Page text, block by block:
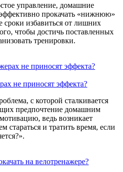
управление, домашние
прокачать «нижнюю»
сроки избавиться от лишних
чтобы достичь поставленных
тренировки.
не приносят эффекта?
с которой сталкивается
предпочтение домашним
ведь возникает
стараться и тратить время, если